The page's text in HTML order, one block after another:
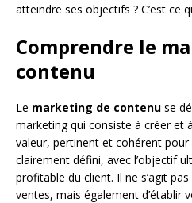
atteindre ses objectifs ? C’est ce
Comprendre le
contenu
Le marketing de contenu se
marketing qui consiste à créer et
valeur, pertinent et cohérent
clairement défini, avec l’objectif
profitable du client. Il ne s’agit
ventes, mais également d’établir